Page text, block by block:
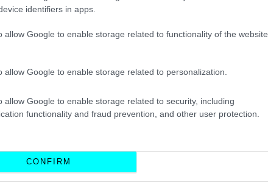
identifiers in apps.
allow Google to enable storage related to functionality of the website
allow Google to enable storage related to personalization.
allow Google to enable storage related to security, including
functionality and fraud prevention, and other user protection.
CONFIRM
ΤΑ ΝΕΑ ΜΟΝΤΕΛΑ ΤΗΣ BMW
"TESLA" ΠΟΥ ΗΡΘΑΝ ΣΤΗΝ ΕΛΛΑΔΑ